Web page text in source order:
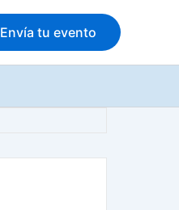
Envía tu evento